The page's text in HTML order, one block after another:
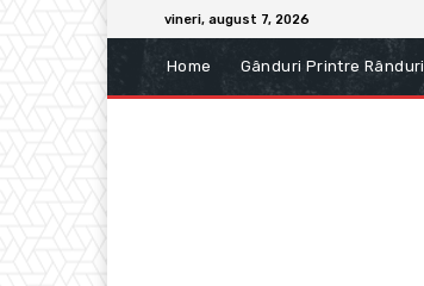
vineri, august 7, 2026
Home Gânduri Printre Rânduri